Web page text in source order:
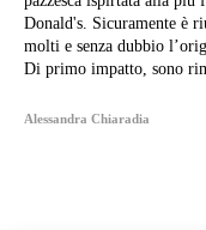
Donald's. Sicuramente è
molti e senza dubbio
Di primo impatto, sono
Alessandra Chiaradia